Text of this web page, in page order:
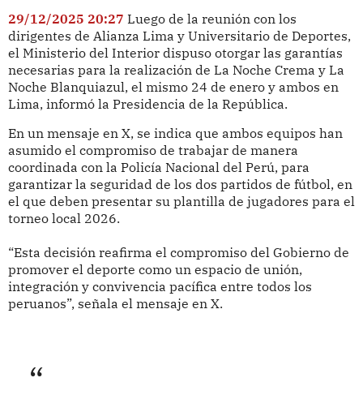
29/12/2025 20:27 Luego de la reunión con los
dirigentes de Alianza Lima y Universitario de Deportes,
el Ministerio del Interior dispuso otorgar las garantías
necesarias para la realización de La Noche Crema y La
Noche Blanquiazul, el mismo 24 de enero y ambos en
Lima, informó la Presidencia de la República.
En un mensaje en X, se indica que ambos equipos han
asumido el compromiso de trabajar de manera
coordinada con la Policía Nacional del Perú, para
garantizar la seguridad de los dos partidos de fútbol, en
el que deben presentar su plantilla de jugadores para el
torneo local 2026.
“Esta decisión reafirma el compromiso del Gobierno de
promover el deporte como un espacio de unión,
integración y convivencia pacífica entre todos los
peruanos”, señala el mensaje en X.